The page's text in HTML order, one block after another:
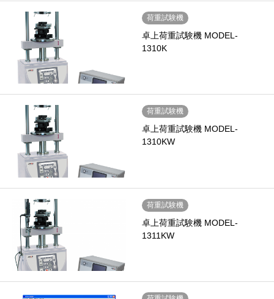
荷重試験機
卓上荷重試験機 MODEL-
1310K
荷重試験機
卓上荷重試験機 MODEL-
1310KW
荷重試験機
卓上荷重試験機 MODEL-
1311KW